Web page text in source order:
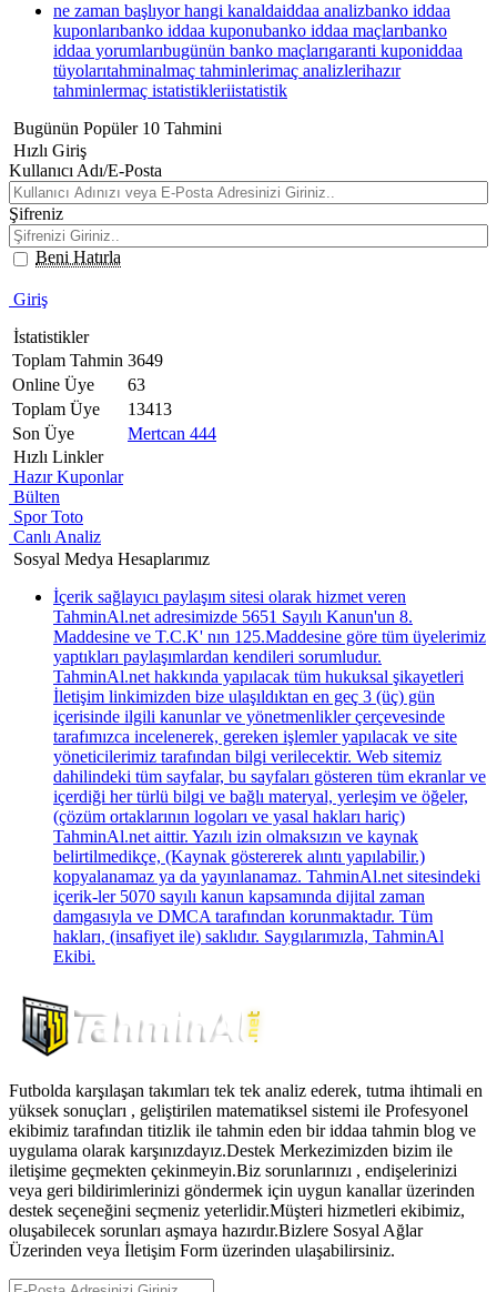
ne zaman başlıyorhangi kanaldaiddaa analizbanko iddaa
kuponlarıbanko iddaa kuponubanko iddaa maçlarıbanko
iddaa yorumlarıbugünün banko maçlarıgaranti kuponiddaa
tüyolarıtahminalmaç tahminlerimaç analizlerihazır
tahminlermaç istatistikleriistatistik
Bugünün Popüler 10 Tahmini
Hızlı Giriş
Kullanıcı Adı/E-Posta
Şifreniz
Beni Hatırla
Giriş
İstatistikler
Toplam Tahmin 3649
Online Üye
63
Toplam Üye
13413
Son Üye
Mertcan 444
Hızlı Linkler
Hazır Kuponlar
Bülten
Spor Toto
Canlı Analiz
Sosyal Medya Hesaplarımız
İçerik sağlayıcı paylaşım sitesi olarak hizmet veren
TahminAl.net adresimizde 5651 Sayılı Kanun'un 8.
Maddesine ve T.C.K' nın 125.Maddesine göre tüm üyelerimiz
yaptıkları paylaşımlardan kendileri sorumludur.
TahminAl.net hakkında yapılacak tüm hukuksal şikayetleri
İletişim linkimizden bize ulaşıldıktan en geç 3 (üç) gün
içerisinde ilgili kanunlar ve yönetmenlikler çerçevesinde
tarafımızca incelenerek, gereken işlemler yapılacak ve site
yöneticilerimiz tarafından bilgi verilecektir. Web sitemiz
dahilindeki tüm sayfalar, bu sayfaları gösteren tüm ekranlar ve
içerdiği her türlü bilgi ve bağlı materyal, yerleşim ve öğeler,
(çözüm ortaklarının logoları ve yasal hakları hariç)
TahminAl.net aittir. Yazılı izin olmaksızın ve kaynak
belirtilmedikçe, (Kaynak göstererek alıntı yapılabilir.)
kopyalanamaz ya da yayınlanamaz. TahminAl.net sitesindeki
içerik-ler 5070 sayılı kanun kapsamında dijital zaman
damgasıyla ve DMCA tarafından korunmaktadır. Tüm
hakları, (insafiyet ile) saklıdır. Saygılarımızla, TahminAl
Ekibi.
Futbolda karşılaşan takımları tek tek analiz ederek, tutma ihtimali en
yüksek sonuçları , geliştirilen matematiksel sistemi ile Profesyonel
ekibimiz tarafından titizlik ile tahmin eden bir iddaa tahmin blog ve
uygulama olarak karşınızdayız.Destek Merkezimizden bizim ile
iletişime geçmekten çekinmeyin.Biz sorunlarınızı , endişelerinizi
veya geri bildirimlerinizi göndermek için uygun kanallar üzerinden
destek seçeneğini seçmeniz yeterlidir.Müşteri hizmetleri ekibimiz,
oluşabilecek sorunları aşmaya hazırdır.Bizlere Sosyal Ağlar
Üzerinden veya İletişim Form üzerinden ulaşabilirsiniz.